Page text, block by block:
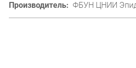
Производитель: ФБУН ЦНИИ